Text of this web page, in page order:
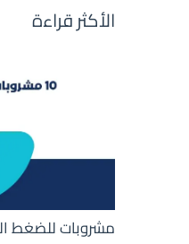
الأكثر قراءة
مشروبات للضغط